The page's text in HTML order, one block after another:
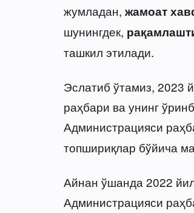
жумладан, жамоат
шунингдек,
ташкил этилади.
Эслатиб ўтамиз, 2023
раҳбари ва унинг
Администрацияси
топшириқлар бўйича
Айнан ўшанда 2022
Администрацияси